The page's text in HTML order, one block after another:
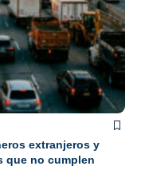
extranjeros y
que no cumplen